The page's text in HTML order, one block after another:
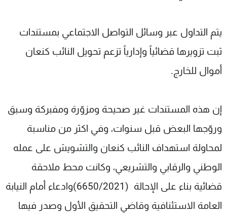
يتم التداول عبر وسائل التواصل الاجتماعي بمستندات
ثبت تزويرها قضائياً وإدارياً تزعم تحويل النائب كنعان
أموال للخارج.
إن هذه المستندات غير صحيحة ومزوّرة ومفبركة وسبق
وروّجها البعض قبل سنوات، وفي اكثر من مناسبة
لمحاولة استهداف النائب كنعان والتشويش على عمله
الوطني والرقابي والتشريعي، وكانت محط ملاحقة
قضائية بناء على الإحالة (6650/2021)وادعاء أمام النيابة
العامة الاستئنافية وقاضي التحقيق الأول وصدر فيها